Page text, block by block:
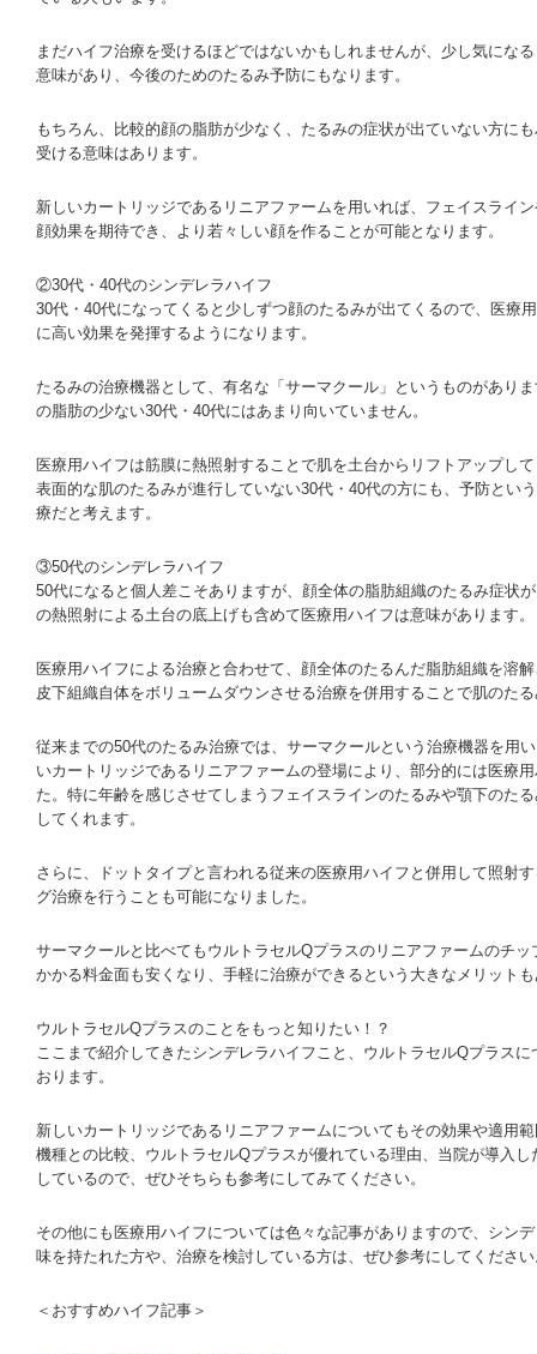
まだハイフ治療を受けるほどではないかもしれませんが、少し気にな
意味があり、今後のためのたるみ予防にもなります。
もちろん、比較的顔の脂肪が少なく、たるみの症状が出ていない方に
受ける意味はあります。
新しいカートリッジであるリニアファームを用いれば、フェイスライ
顔効果を期待でき、より若々しい顔を作ることが可能となります。
②30代・40代のシンデレラハイフ
30代・40代になってくると少しずつ顔のたるみが出てくるので、医療
に高い効果を発揮するようになります。
たるみの治療機器として、有名な「サーマクール」というものがあり
の脂肪の少ない30代・40代にはあまり向いていません。
医療用ハイフは筋膜に熱照射することで肌を土台からリフトアップし
表面的な肌のたるみが進行していない30代・40代の方にも、予防とい
療だと考えます。
③50代のシンデレラハイフ
50代になると個人差こそありますが、顔全体の脂肪組織のたるみ症状
の熱照射による土台の底上げも含めて医療用ハイフは意味があります。
医療用ハイフによる治療と合わせて、顔全体のたるんだ脂肪組織を溶
皮下組織自体をボリュームダウンさせる治療を併用することで肌のた
従来までの50代のたるみ治療では、サーマクールという治療機器を用
いカートリッジであるリニアファームの登場により、部分的には医療
た。特に年齢を感じさせてしまうフェイスラインのたるみや顎下のた
してくれます。
さらに、ドットタイプと言われる従来の医療用ハイフと併用して照射
グ治療を行うことも可能になりました。
サーマクールと比べてもウルトラセルQプラスのリニアファームのチ
かかる料金面も安くなり、手軽に治療ができるという大きなメリット
ウルトラセルQプラスのことをもっと知りたい！？
ここまで紹介してきたシンデレラハイフこと、ウルトラセルQプラス
おります。
新しいカートリッジであるリニアファームについてもその効果や適用
機種との比較、ウルトラセルQプラスが優れている理由、当院が導入
しているので、ぜひそちらも参考にしてみてください。
その他にも医療用ハイフについては色々な記事がありますので、シン
味を持たれた方や、治療を検討している方は、ぜひ参考にしてくださ
＜おすすめハイフ記事＞